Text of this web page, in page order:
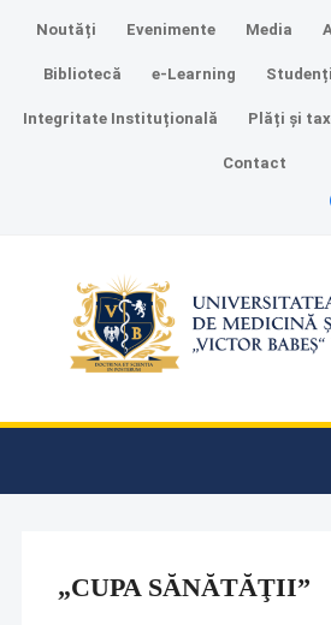
Noutăți Evenimente Media
Bibliotecă e-Learning Studenți
Integritate Instituțională Plăți și
Contact
„CUPA SĂNĂTĂŢII”